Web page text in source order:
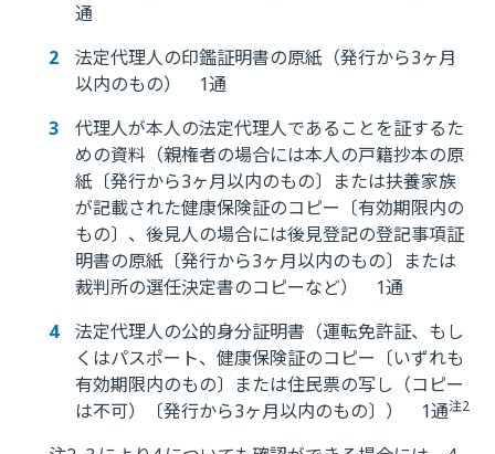
通
法定代理人の印鑑証明書の原紙（発行から3ヶ月
以内のもの） 1通
代理人が本人の法定代理人であることを証するた
めの資料（親権者の場合には本人の戸籍抄本の原
紙〔発行から3ヶ月以内のもの〕または扶養家族
が記載された健康保険証のコピー〔有効期限内の
もの〕、後見人の場合には後見登記の登記事項証
明書の原紙〔発行から3ヶ月以内のもの〕または
裁判所の選任決定書のコピーなど） 1通
法定代理人の公的身分証明書（運転免許証、もし
くはパスポート、健康保険証のコピー〔いずれも
有効期限内のもの〕または住民票の写し（コピー
は不可）〔発行から3ヶ月以内のもの〕） 1通注2